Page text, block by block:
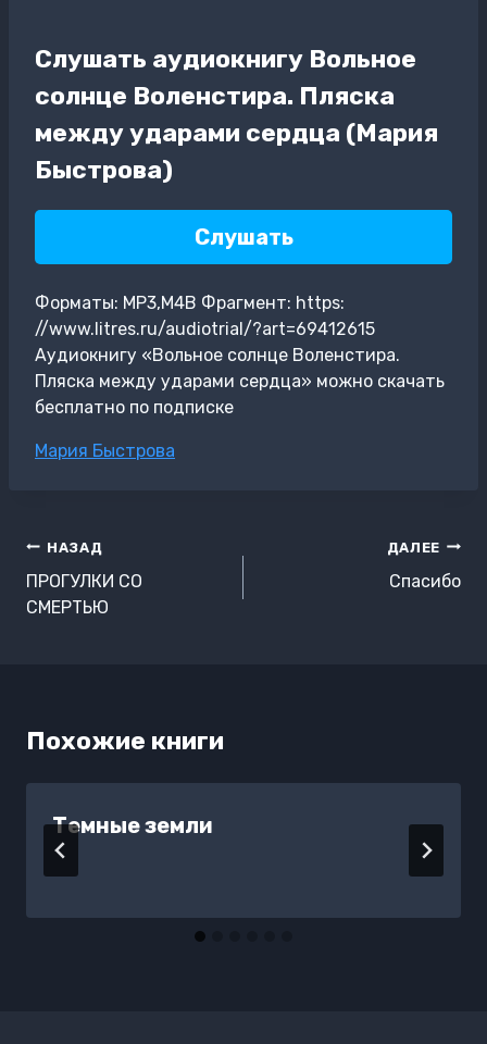
Слушать аудиокнигу Вольное
солнце Воленстира. Пляска
между ударами сердца (Мария
Быстрова)
Слушать
Форматы: MP3,M4B Фрагмент: https:
//www.litres.ru/audiotrial/?art=69412615
Аудиокнигу «Вольное солнце Воленстира.
Пляска между ударами сердца» можно скачать
бесплатно по подписке
Метки
Мария Быстрова
Навигация
по
записям
НАЗАД
ПРОГУЛКИ СО
СМЕРТЬЮ
ДАЛЕЕ
Спасибо
Похожие книги
Темные земли